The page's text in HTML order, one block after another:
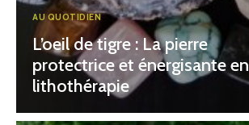
AU QUOTIDIEN
L’oeil de tigre : La pierre
protectrice et énergisante en
lithothérapie